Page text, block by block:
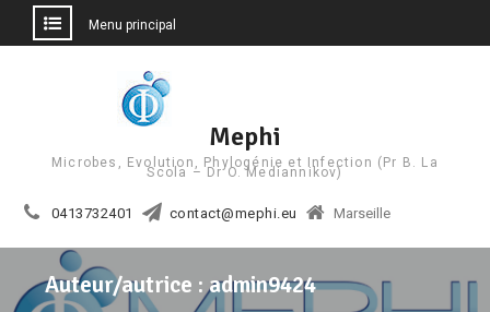
Menu principal
Mephi
Microbes, Evolution, Phylogénie et Infection (Pr B. La
Scola – Dr O. Mediannikov)
0413732401 contact@mephi.eu Marseille
Auteur/autrice :admin9424